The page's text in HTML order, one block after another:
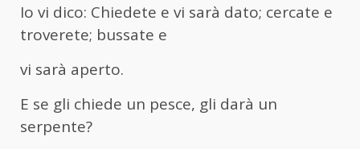
Io vi dico: Chiedete e vi sarà dato; cercate e
troverete; bussate e
vi sarà aperto.
E se gli chiede un pesce, gli darà un
serpente?